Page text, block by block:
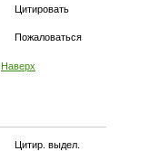
Цитировать
Пожаловаться
Наверх
Цитир. выдел.